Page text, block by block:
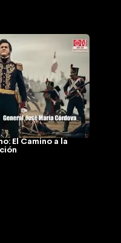
El Camino a la